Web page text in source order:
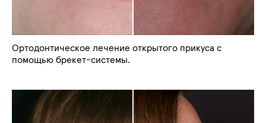
Ортодонтическое лечение открытого прикуса с
помощью брекет-системы.